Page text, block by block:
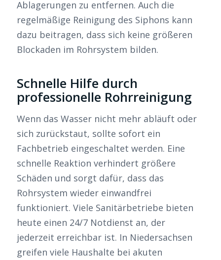
Ablagerungen zu entfernen. Auch die
regelmäßige Reinigung des Siphons kann
dazu beitragen, dass sich keine größeren
Blockaden im Rohrsystem bilden.
Schnelle Hilfe durch
professionelle Rohrreinigung
Wenn das Wasser nicht mehr abläuft oder
sich zurückstaut, sollte sofort ein
Fachbetrieb eingeschaltet werden. Eine
schnelle Reaktion verhindert größere
Schäden und sorgt dafür, dass das
Rohrsystem wieder einwandfrei
funktioniert. Viele Sanitärbetriebe bieten
heute einen 24/7 Notdienst an, der
jederzeit erreichbar ist. In Niedersachsen
greifen viele Haushalte bei akuten